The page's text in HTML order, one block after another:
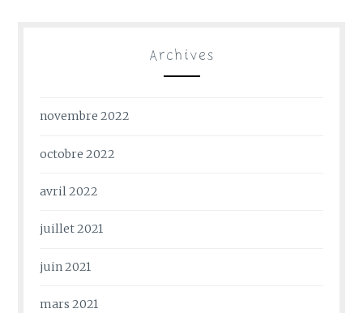
Archives
novembre 2022
octobre 2022
avril 2022
juillet 2021
juin 2021
mars 2021